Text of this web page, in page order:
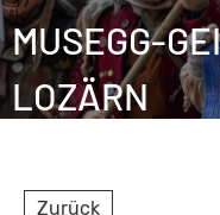
MUSEGG-
LOZÄRN
Zurück